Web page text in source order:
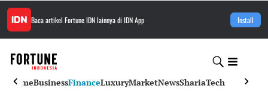
Baca artikel Fortune IDNlainnya di IDN App Install
HomeBusinessFinanceLuxuryMarketNewsShariaTech